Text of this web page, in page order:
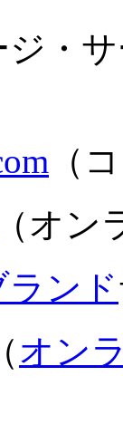
・
（
（オ
ランド
オン